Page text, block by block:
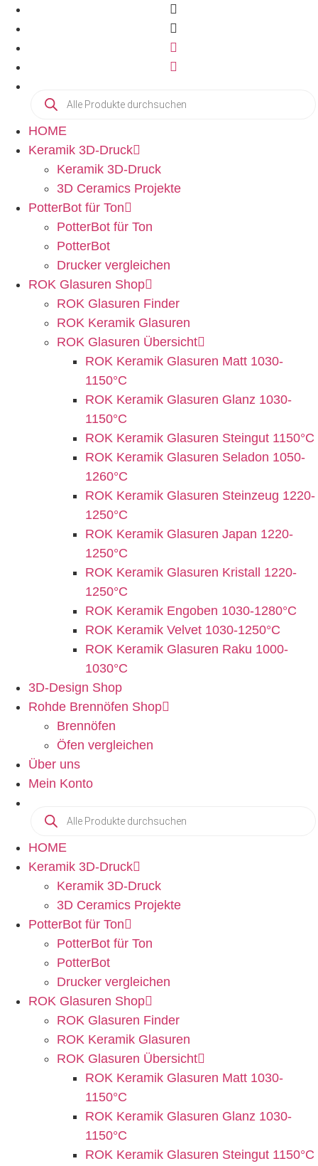
HOME
Keramik 3D-Druck
Keramik 3D-Druck
3D Ceramics Projekte
PotterBot für Ton
PotterBot für Ton
PotterBot
Drucker vergleichen
ROK Glasuren Shop
ROK Glasuren Finder
ROK Keramik Glasuren
ROK Glasuren Übersicht
ROK Keramik Glasuren Matt 1030-
1150°C
ROK Keramik Glasuren Glanz 1030-
1150°C
ROK Keramik Glasuren Steingut 1150°C
ROK Keramik Glasuren Seladon 1050-
1260°C
ROK Keramik Glasuren Steinzeug 1220-
1250°C
ROK Keramik Glasuren Japan 1220-
1250°C
ROK Keramik Glasuren Kristall 1220-
1250°C
ROK Keramik Engoben 1030-1280°C
ROK Keramik Velvet 1030-1250°C
ROK Keramik Glasuren Raku 1000-
1030°C
3D-Design Shop
Rohde Brennöfen Shop
Brennöfen
Öfen vergleichen
Über uns
Mein Konto
HOME
Keramik 3D-Druck
Keramik 3D-Druck
3D Ceramics Projekte
PotterBot für Ton
PotterBot für Ton
PotterBot
Drucker vergleichen
ROK Glasuren Shop
ROK Glasuren Finder
ROK Keramik Glasuren
ROK Glasuren Übersicht
ROK Keramik Glasuren Matt 1030-
1150°C
ROK Keramik Glasuren Glanz 1030-
1150°C
ROK Keramik Glasuren Steingut 1150°C